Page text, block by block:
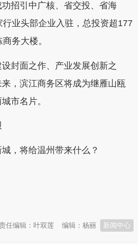
招引中广核、省交投、省海
业头部企业入驻，总投资超177
务大楼。
面之作、产业发展创新之
，滨江商务区将成为继雁山瓯
市名片。
将给温州带来什么？
新闻中心
编辑：杨丽
任编辑：叶双莲